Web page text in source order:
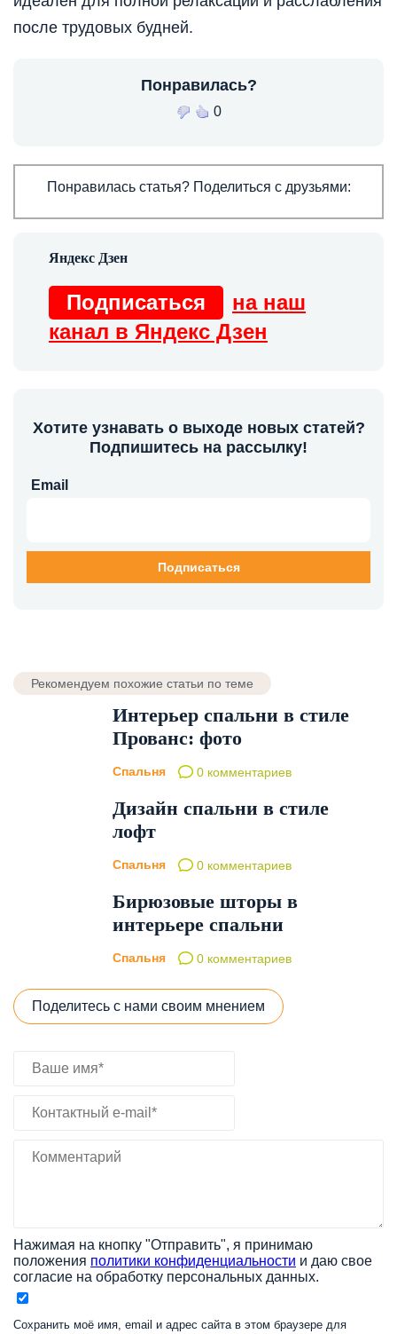
после трудовых будней.
Понравилась?
0
Понравилась статья? Поделиться с друзьями:
Подписаться
на наш
канал в Яндекс Дзен
Хотите узнавать о выходе новых статей?
Подпишитесь на рассылку!
Email
Рекомендуем похожие статьи по теме
Интерьер спальни в стиле
Прованс: фото
Спальня 0 комментариев
Дизайн спальни в стиле
лофт
Спальня 0 комментариев
Бирюзовые шторы в
интерьере спальни
Спальня 0 комментариев
Поделитесь с нами своим мнением
Нажимая на кнопку "Отправить", я принимаю
положения политики конфиденциальности и даю свое
согласие на обработку персональных данных.
Сохранить моё имя, email и адрес сайта в этом браузере для